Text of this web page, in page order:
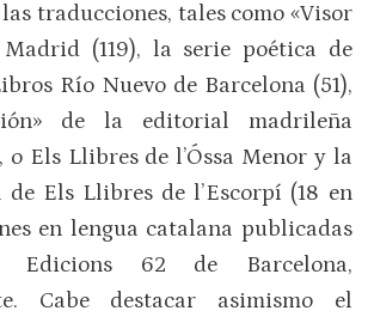
traducciones, tales como «Visor
Madrid (119), la serie poética de
Río Nuevo de Barcelona (51),
de la editorial madrileña
o Els Llibres de l’Óssa Menor y la
de Els Llibres de l’Escorpí (18 en
en lengua catalana publicadas
62 de Barcelona,
Cabe destacar asimismo el